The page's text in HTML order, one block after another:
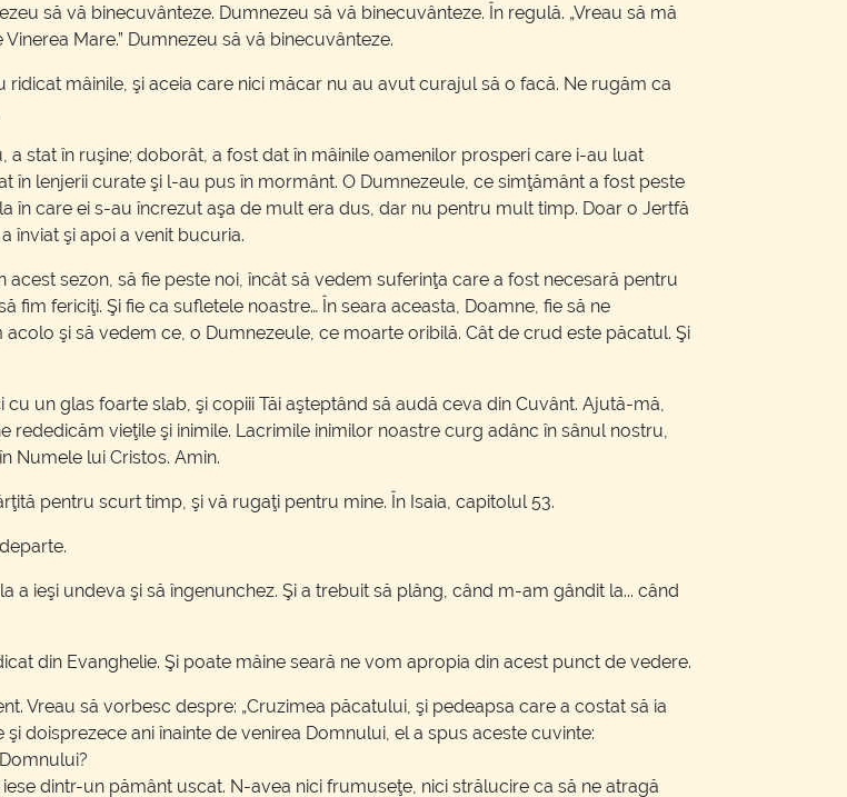
să vă binecuvânteze. Dumnezeu să vă binecuvânteze. În regulă. „Vreau să mă
Mare.” Dumnezeu să vă binecuvânteze.
mâinile, şi aceia care nici măcar nu au avut curajul să o facă. Ne rugăm ca
stat în ruşine; doborât, a fost dat în mâinile oamenilor prosperi care i-au luat
lenjerii curate şi l-au pus în mormânt. O Dumnezeule, ce simţământ a fost peste
în care ei s-au încrezut aşa de mult era dus, dar nu pentru mult timp. Doar o Jertfă
înviat şi apoi a venit bucuria.
sezon, să fie peste noi, încât să vedem suferinţa care a fost necesară pentru
fericiţi. Şi fie ca sufletele noastre… În seara aceasta, Doamne, fie să ne
şi să vedem ce, o Dumnezeule, ce moarte oribilă. Cât de crud este păcatul. Şi
un glas foarte slab, şi copiii Tăi aşteptând să audă ceva din Cuvânt. Ajută-mă,
rededicăm vieţile şi inimile. Lacrimile inimilor noastre curg adânc în sânul nostru,
Numele lui Cristos. Amin.
pentru scurt timp, şi vă rugaţi pentru mine. În Isaia, capitolul 53.
ieşi undeva şi să îngenunchez. Şi a trebuit să plâng, când m-am gândit la... când
din Evanghelie. Şi poate mâine seară ne vom apropia din acest punct de vedere.
Vreau să vorbesc despre: „Cruzimea păcatului, şi pedeapsa care a costat să ia
doisprezece ani înainte de venirea Domnului, el a spus aceste cuvinte:
dintr-un pământ uscat. N-avea nici frumuseţe, nici strălucire ca să ne atragă